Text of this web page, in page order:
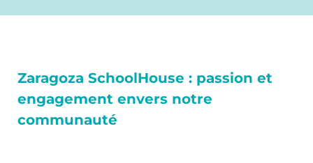
Zaragoza SchoolHouse : passion et
engagement envers notre
communauté